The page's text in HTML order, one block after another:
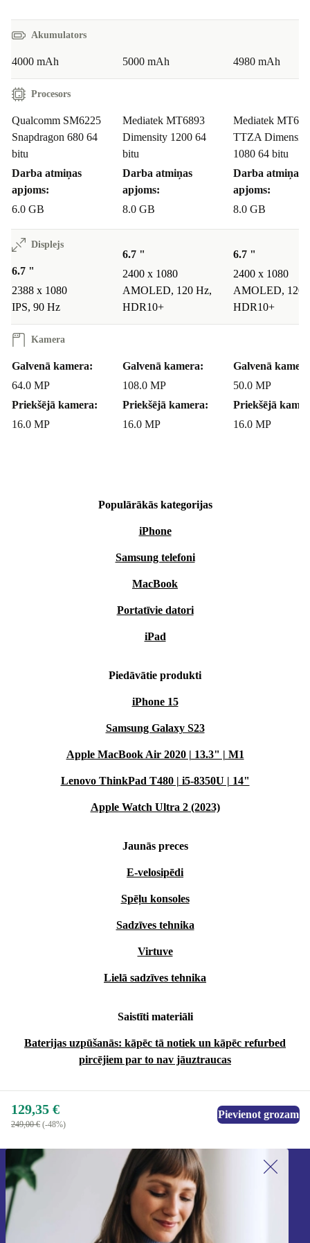
Akumulators
4000 mAh 5000 mAh 4980 mAh
Procesors
Qualcomm SM6225
Snapdragon 680 64
bitu
Darba atmiņas
apjoms:
6.0 GB
Mediatek MT6893
Dimensity 1200 64
bitu
Darba atmiņas
apjoms:
8.0 GB
Mediatek
TTZA Dimensity
1080 64 bitu
Darba atmiņas
apjoms:
8.0 GB
Displejs
6.7 "
2388 x 1080
IPS, 90 Hz
6.7 "
2400 x 1080
AMOLED, 120 Hz,
HDR10+
6.7 "
2400 x 1080
AMOLED, 120
HDR10+
Kamera
Galvenā kamera:
64.0 MP
Priekšējā kamera:
16.0 MP
Galvenā kamera:
108.0 MP
Priekšējā kamera:
16.0 MP
Galvenā
50.0 MP
Priekšējā
16.0 MP
Populārākās kategorijas
iPhone
Samsung telefoni
MacBook
Portatīvie datori
iPad
Piedāvātie produkti
iPhone 15
Samsung Galaxy S23
Apple MacBook Air 2020 | 13.3" | M1
Lenovo ThinkPad T480 | i5-8350U | 14"
Apple Watch Ultra 2 (2023)
Jaunās preces
E-velosipēdi
Spēļu konsoles
Sadzīves tehnika
Virtuve
Lielā sadzīves tehnika
Saistīti materiāli
Baterijas uzpūšanās: kāpēc tā notiek un kāpēc refurbed
pircējiem par to nav jāuztraucas
129,35 €
249,00 € (-48%)
Pievienot grozam
Piesakieties mūsu jaunumu
saņemšanai!
Nekad vairs nepalaidiet garām nevienu
piedāvājumu.